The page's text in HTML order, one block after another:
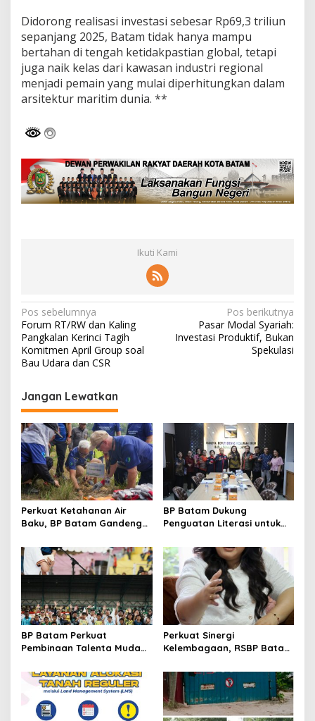
Didorong realisasi investasi sebesar Rp69,3 triliun
sepanjang 2025, Batam tidak hanya mampu
bertahan di tengah ketidakpastian global, tetapi
juga naik kelas dari kawasan industri regional
menjadi pemain yang mulai diperhitungkan dalam
arsitektur maritim dunia. **
Ikuti Kami
N
a
v
i
g
a
s
i
p
o
s
Pos sebelumnya
Forum RT/RW dan Kaling
Pangkalan Kerinci Tagih
Komitmen April Group soal
Bau Udara dan CSR
Pos berikutnya
Pasar Modal Syariah:
Investasi Produktif, Bukan
Spekulasi
Jangan Lewatkan
Perkuat Ketahanan Air
Baku, BP Batam Gandeng
Bambu Betung di
Bendungan Sei Nongsa
BP Batam Dukung
Penguatan Literasi untuk
Kebhinekaan Bagi Generasi
Masa Depan
BP Batam Perkuat
Pembinaan Talenta Muda
International Grassroot
Football Festival 2026
Perkuat Sinergi
Kelembagaan, RSBP Batam
Pelayanan dan
Ketersediaan Obat Aman